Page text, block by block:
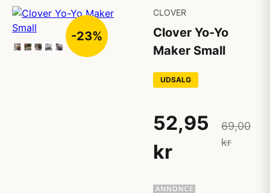
-23%
CLOVER
Clover Yo-Yo
Maker Small
UDSALG
52,95
kr
69,00
kr